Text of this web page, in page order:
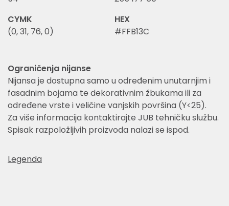
CYMK
(0, 31, 76, 0)
HEX
#FFB13C
Ograničenja nijanse
Nijansa je dostupna samo u određenim unutarnjim i
fasadnim bojama te dekorativnim žbukama ili za
određene vrste i veličine vanjskih površina (Y<25).
Za više informacija kontaktirajte JUB tehničku službu.
Spisak razpoložljivih proizvoda nalazi se ispod.
Legenda